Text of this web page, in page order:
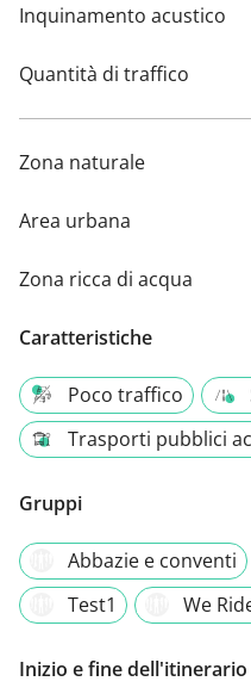
Inquinamento acustico
Quantità di traffico
Zona naturale
Area urbana
Zona ricca di acqua
Caratteristiche
Poco traffico
Trasporti pubblici
Gruppi
Abbazie e conventi
Test1
We
Inizio e fine dell'itinerario